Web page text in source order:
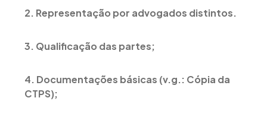
2. Representação por advogados distintos.
3. Qualificação das partes;
4. Documentações básicas (v.g.: Cópia da
CTPS);